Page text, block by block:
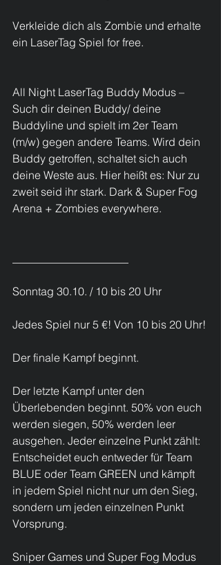
Verkleide dich als Zombie und erhalte
ein LaserTag Spiel for free.
All Night LaserTag Buddy Modus –
Such dir deinen Buddy/ deine
Buddyline und spielt im 2er Team
(m/w) gegen andere Teams. Wird dein
Buddy getroffen, schaltet sich auch
deine Weste aus. Hier heißt es: Nur zu
zweit seid ihr stark. Dark & Super Fog
Arena + Zombies everywhere.
Sonntag 30.10. / 10 bis 20 Uhr
Jedes Spiel nur 5 €! Von 10 bis 20 Uhr!
Der finale Kampf beginnt.
Der letzte Kampf unter den
Überlebenden beginnt. 50% von euch
werden siegen, 50% werden leer
ausgehen. Jeder einzelne Punkt zählt:
Entscheidet euch entweder für Team
BLUE oder Team GREEN und kämpft
in jedem Spiel nicht nur um den Sieg,
sondern um jeden einzelnen Punkt
Vorsprung.
Sniper Games und Super Fog Modus